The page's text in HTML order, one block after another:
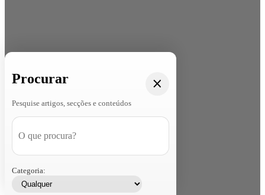
Procurar
Pesquise artigos, secções e conteúdos
Categoria: